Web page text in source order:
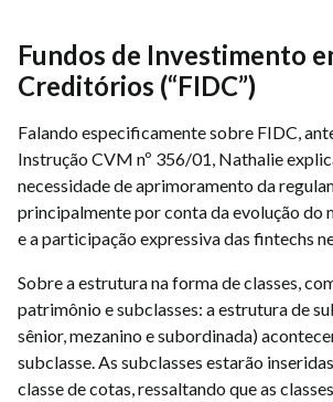
Fundos de Investimento
Creditórios (“FIDC”)
Falando especificamente sobre FIDC,
Instrução CVM nº 356/01, Nathalie
necessidade de aprimoramento da
principalmente por conta da evolução do
e a participação expressiva das fintechs
Sobre a estrutura na forma de classes,
patrimônio e subclasses: a estrutura de
sênior, mezanino e subordinada)
subclasse. As subclasses estarão
classe de cotas, ressaltando que as